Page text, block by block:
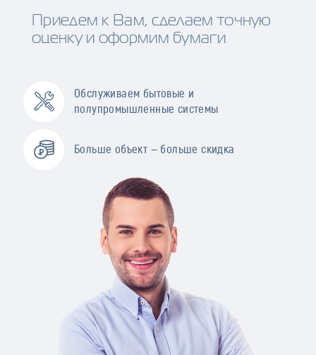
Приедем к Вам, сделаем точную
оценку и оформим бумаги
Обслуживаем бытовые и
полупромышленные системы
Больше объект — больше скидка